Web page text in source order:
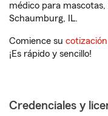
médico para
Schaumburg, IL.
Comience su
¡Es rápido y sencillo!
Credenciales y